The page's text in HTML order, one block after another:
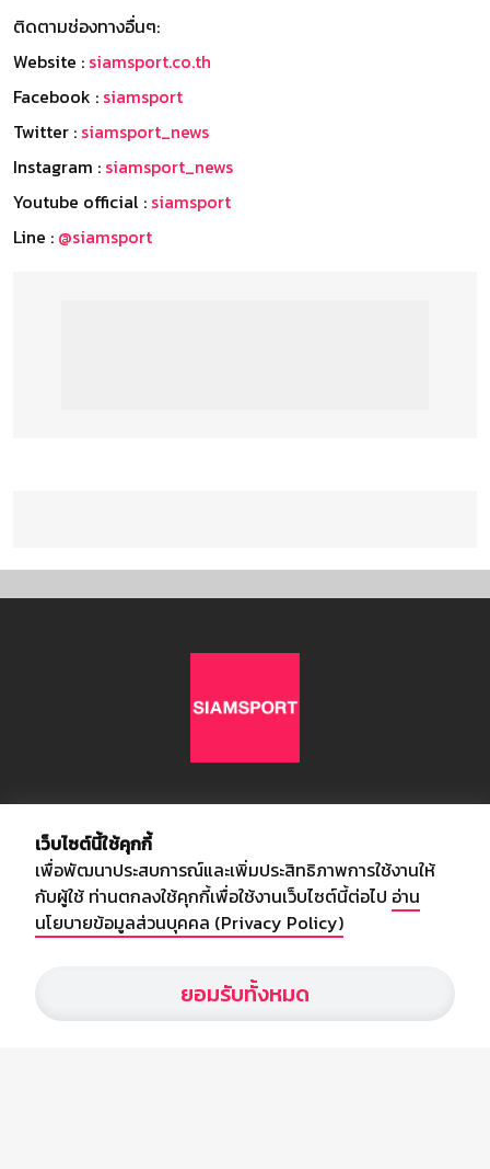
ติดตามช่องทางอื่นๆ:
Website : siamsport.co.th
Facebook : siamsport
Twitter : siamsport_news
Instagram : siamsport_news
Youtube official : siamsport
Line : @siamsport
อัพเดทข่าวสารวงการกีฬา ฟุตบอล ผลบอล ผลฟุตบอลทั่วโลก ฟรีเมียร์
ลีก ไทยลีก ฟุตบอลโลก ยูฟ่าแซมเปี้ยนส์ลีก พร้อมทั้งวิเคราะห์บอล จาก
สยามกีฬา สตาร์ชอคเก้อร์ สปอร์ตพูล
เว็บไซต์นี้ใช้คุกกี้
เพื่อพัฒนาประสบการณ์และเพิ่มประสิทธิภาพการใช้งานให้
กับผู้ใช้ ท่านตกลงใช้คุกกี้เพื่อใช้งานเว็บไซต์นี้ต่อไป อ่าน
นโยบายข้อมูลส่วนบุคคล (Privacy Policy)
ยอมรับทั้งหมด